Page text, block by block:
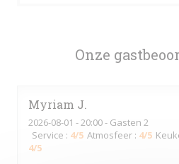
Onze
Myriam J
2026-08-01 - 20:00 - Gasten 2
Service : 4/5 Atmosfeer : 4/5
4/5